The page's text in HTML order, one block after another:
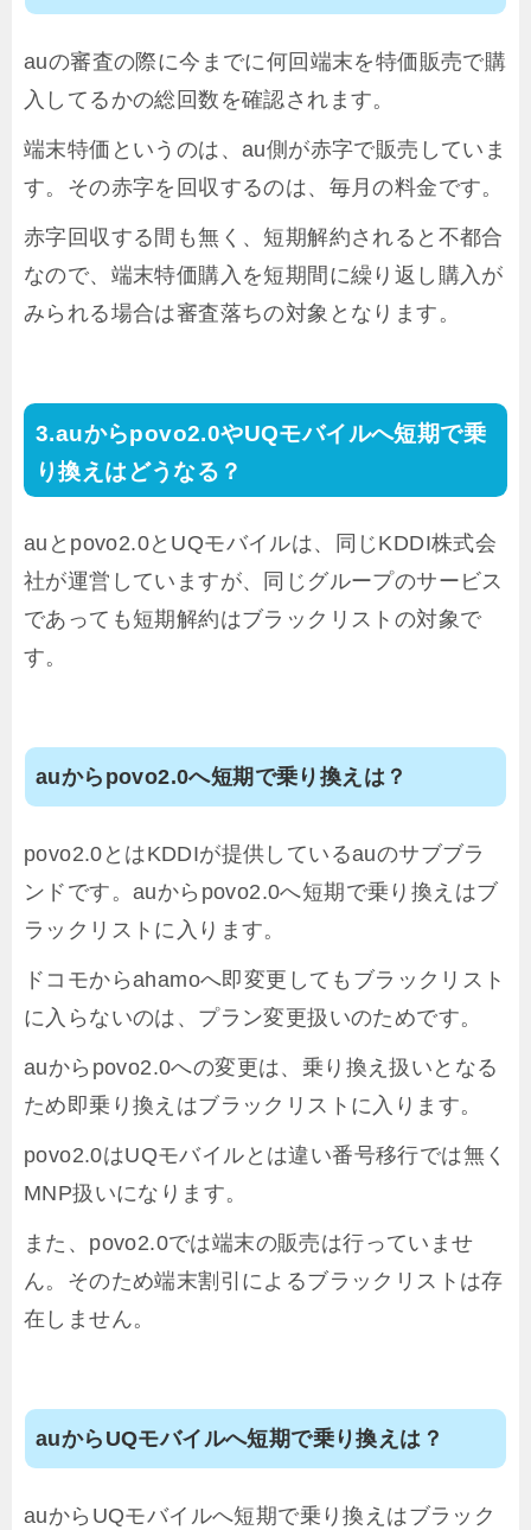
auの審査の際に今までに何回端末を特価販売で購
入してるかの総回数を確認されます。
端末特価というのは、au側が赤字で販売していま
す。その赤字を回収するのは、毎月の料金です。
赤字回収する間も無く、短期解約されると不都合
なので、端末特価購入を短期間に繰り返し購入が
みられる場合は審査落ちの対象となります。
auからpovo2.0やUQモバイルへ短期で乗
り換えはどうなる？
auとpovo2.0とUQモバイルは、同じKDDI株式会
社が運営していますが、同じグループのサービス
であっても短期解約はブラックリストの対象で
す。
auからpovo2.0へ短期で乗り換えは？
povo2.0とはKDDIが提供しているauのサブブラ
ンドです。auからpovo2.0へ短期で乗り換えはブ
ラックリストに入ります。
ドコモからahamoへ即変更してもブラックリスト
に入らないのは、プラン変更扱いのためです。
auからpovo2.0への変更は、乗り換え扱いとなる
ため即乗り換えはブラックリストに入ります。
povo2.0はUQモバイルとは違い番号移行では無く
MNP扱いになります。
また、povo2.0では端末の販売は行っていませ
ん。そのため端末割引によるブラックリストは存
在しません。
auからUQモバイルへ短期で乗り換えは？
auからUQモバイルへ短期で乗り換えはブラック